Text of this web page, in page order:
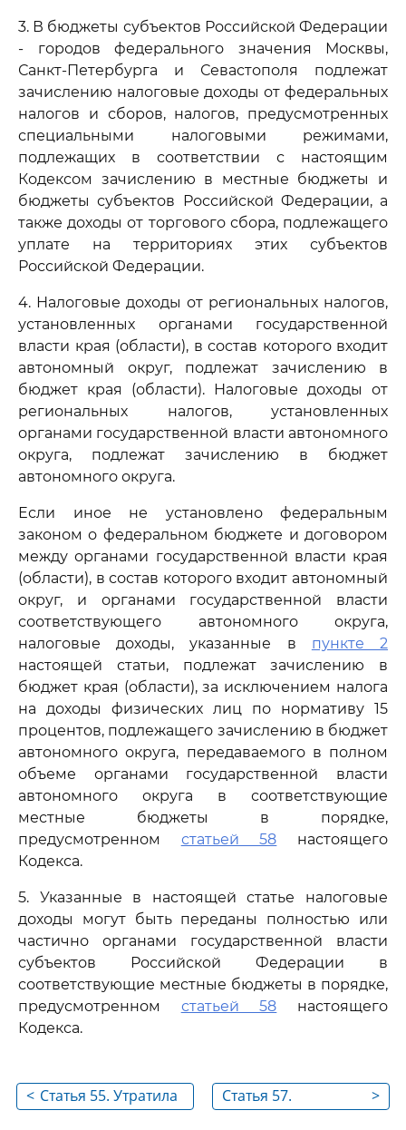
3. В бюджеты субъектов Российской Федерации
- городов федерального значения Москвы,
Санкт-Петербурга и Севастополя подлежат
зачислению налоговые доходы от федеральных
налогов и сборов, налогов, предусмотренных
специальными налоговыми режимами,
подлежащих в соответствии с настоящим
Кодексом зачислению в местные бюджеты и
бюджеты субъектов Российской Федерации, а
также доходы от торгового сбора, подлежащего
уплате на территориях этих субъектов
Российской Федерации.
4. Налоговые доходы от региональных налогов,
установленных органами государственной
власти края (области), в состав которого входит
автономный округ, подлежат зачислению в
бюджет края (области). Налоговые доходы от
региональных налогов, установленных
органами государственной власти автономного
округа, подлежат зачислению в бюджет
автономного округа.
Если иное не установлено федеральным
законом о федеральном бюджете и договором
между органами государственной власти края
(области), в состав которого входит автономный
округ, и органами государственной власти
соответствующего автономного округа,
налоговые доходы, указанные в пункте 2
настоящей статьи, подлежат зачислению в
бюджет края (области), за исключением налога
на доходы физических лиц по нормативу 15
процентов, подлежащего зачислению в бюджет
автономного округа, передаваемого в полном
объеме органами государственной власти
автономного округа в соответствующие
местные бюджеты в порядке,
предусмотренном статьей 58 настоящего
Кодекса.
5. Указанные в настоящей статье налоговые
доходы могут быть переданы полностью или
частично органами государственной власти
субъектов Российской Федерации в
соответствующие местные бюджеты в порядке,
предусмотренном статьей 58 настоящего
Кодекса.
< Статья 55. Утратила
>
Статья 57.